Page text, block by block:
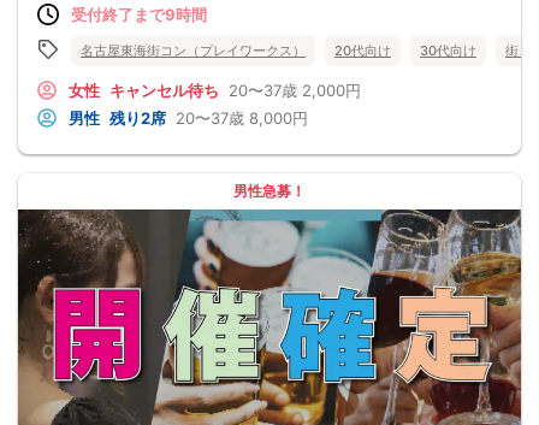
受付終了まで9時間
名古屋東海街コン（プレイワークス） 20代向け 30代向け 街コ
女性 キャンセル待ち 20〜37歳 2,000円
男性 残り2席 20〜37歳 8,000円
男性急募！